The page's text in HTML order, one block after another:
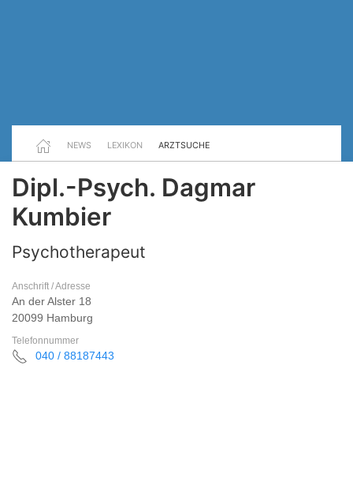
NEWS LEXIKON ARZTSUCHE
Dipl.-Psych. Dagmar
Kumbier
Psychotherapeut
Anschrift / Adresse
An der Alster 18
20099 Hamburg
Telefonnummer
040 / 88187443